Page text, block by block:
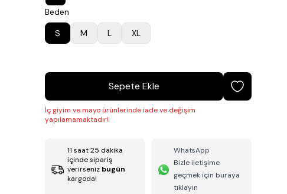
Beden
S
M L XL
Sepete Ekle
İç giyim ve mayo ürünlerinde iade ve değişim
yapılamamaktadır!
11 saat 25 dakika
içinde sipariş
verirseniz bugün
kargoda!
WhatsApp
Bizle iletişime
geçmek için buraya
tıklayın